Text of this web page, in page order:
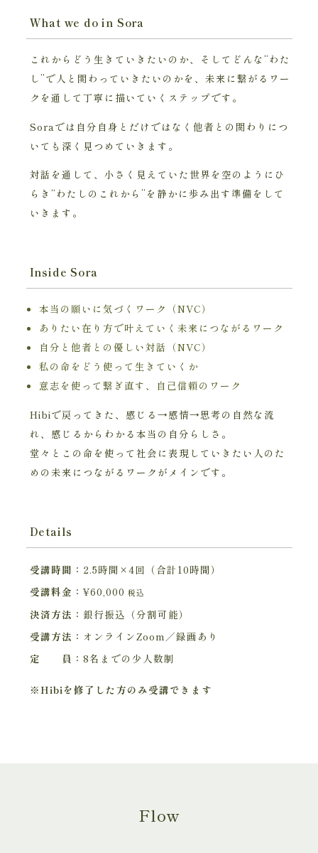
What we do in Sora
これからどう生きていきたいのか、そしてどんな“わた
し”で人と関わっていきたいのかを、未来に繋がるワー
クを通して丁寧に描いていくステップです。
Soraでは自分自身とだけではなく他者との関わりにつ
いても深く見つめていきます。
対話を通して、小さく見えていた世界を空のようにひ
らき“わたしのこれから”を静かに歩み出す準備をして
いきます。
Inside Sora
本当の願いに気づくワーク（NVC）
ありたい在り方で叶えていく未来につながるワーク
自分と他者との優しい対話（NVC）
私の命をどう使って生きていくか
意志を使って繋ぎ直す、自己信頼のワーク
Hibiで戻ってきた、感じる→感情→思考の自然な流
れ、感じるからわかる本当の自分らしさ。
堂々とこの命を使って社会に表現していきたい人のた
めの未来につながるワークがメインです。
Details
受講時間： 2.5時間×4回（合計10時間）
受講料金：¥60,000 税込
決済方法： 銀行振込（分割可能）
受講方法： オンラインZoom／録画あり
定 員： 8名までの少人数制
※Hibiを修了した方のみ受講できます
Flow